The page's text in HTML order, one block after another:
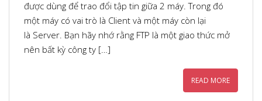
được dùng để trao đổi tập tin giữa 2 máy. Trong đó
một máy có vai trò là Client và một máy còn lại
là Server. Bạn hãy nhớ rằng FTP là một giao thức mở
nên bất kỳ công ty […]
READ MORE